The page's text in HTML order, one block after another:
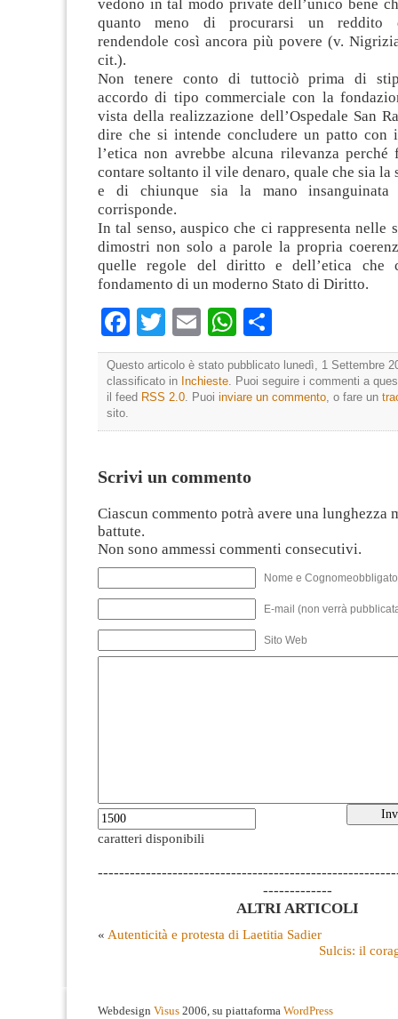
vedono in tal modo private dell’unico bene
quanto meno di procurarsi un reddito
rendendole così ancora più povere (v.
cit.).
Non tenere conto di tuttociò prima di
accordo di tipo commerciale con la
vista della realizzazione dell’Ospedale San
dire che si intende concludere un patto con
l’etica non avrebbe alcuna rilevanza
contare soltanto il vile denaro, quale che sia la
e di chiunque sia la mano
corrisponde.
In tal senso, auspico che ci rappresenta nelle
dimostri non solo a parole la propria
quelle regole del diritto e dell’etica che
fondamento di un moderno Stato di Diritto.
Facebook
TwitterEmailWhatsApp
Questo articolo è stato pubblicato lunedì, 1 Settembre
classificato in Inchieste . Puoi seguire i commenti a
il feed RSS 2.0 . Puoi inviare un commento , o fare un
sito.
Scrivi un commento
Ciascun commento potrà avere una lunghezza
battute.
Non sono ammessi commenti consecutivi.
Nome e
E-mail (non verrà
Sito Web
caratteri disponibili
-------------
ALTRI ARTICOLI
« Autenticità e protesta di Laetitia Sadier
Sulcis: il
Webdesign Visus 2006, su piattaforma WordPress